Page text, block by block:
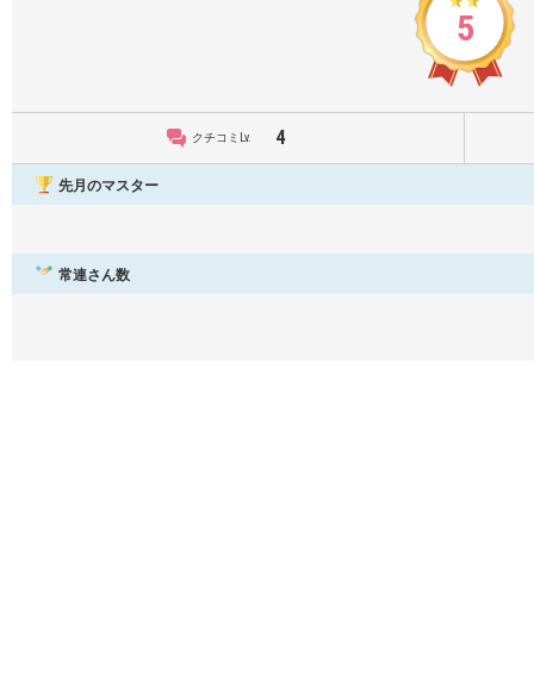
5
クチコミLv. 4
先月のマスター
常連さん数